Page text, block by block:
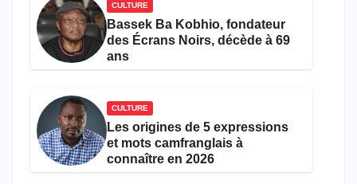
CULTURE
Bassek Ba Kobhio, fondateur
des Écrans Noirs, décède à 69
ans
CULTURE
Les origines de 5 expressions
et mots camfranglais à
connaître en 2026